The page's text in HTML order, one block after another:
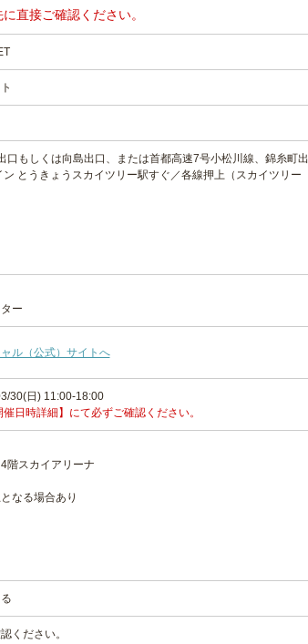
直接ご確認ください。
口もしくは向島出口、または首都高速7号小松川線、錦糸町出
とうきょうスカイツリー駅すぐ／各線押上（スカイツリー
ー
ル（公式）サイトへ
30(日) 11:00-18:00
日時詳細】にて必ずご確認ください。
階スカイアリーナ
なる場合あり
ください。